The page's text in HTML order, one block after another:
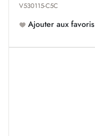
V530115-C5C
Ajouter aux favoris